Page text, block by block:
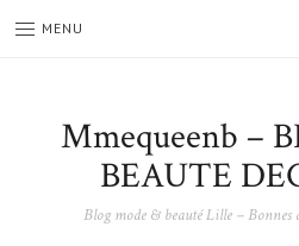
MENU
Mmequeenb –
BEAUTE
Blog mode & beauté Lille – Bonnes